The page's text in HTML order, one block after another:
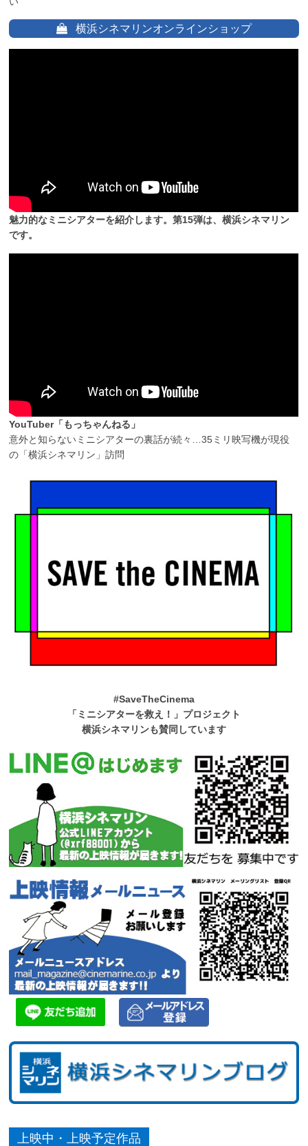
横浜シネマリンオンラインショップ
魅力的なミニシアターを紹介します。第15弾は、横浜シネマリン
です。
YouTuber「もっちゃんねる」
意外と知らないミニシアターの裏話が続々…35ミリ映写機が現役
の「横浜シネマリン」訪問
#SaveTheCinema
「ミニシアターを救え！」プロジェクト
横浜シネマリンも賛同しています
上映中・上映予定作品